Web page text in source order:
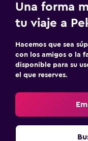
Una forma
tu viaje a
Hacemos que sea
con los amigos o la
disponible para su
el que reserves.